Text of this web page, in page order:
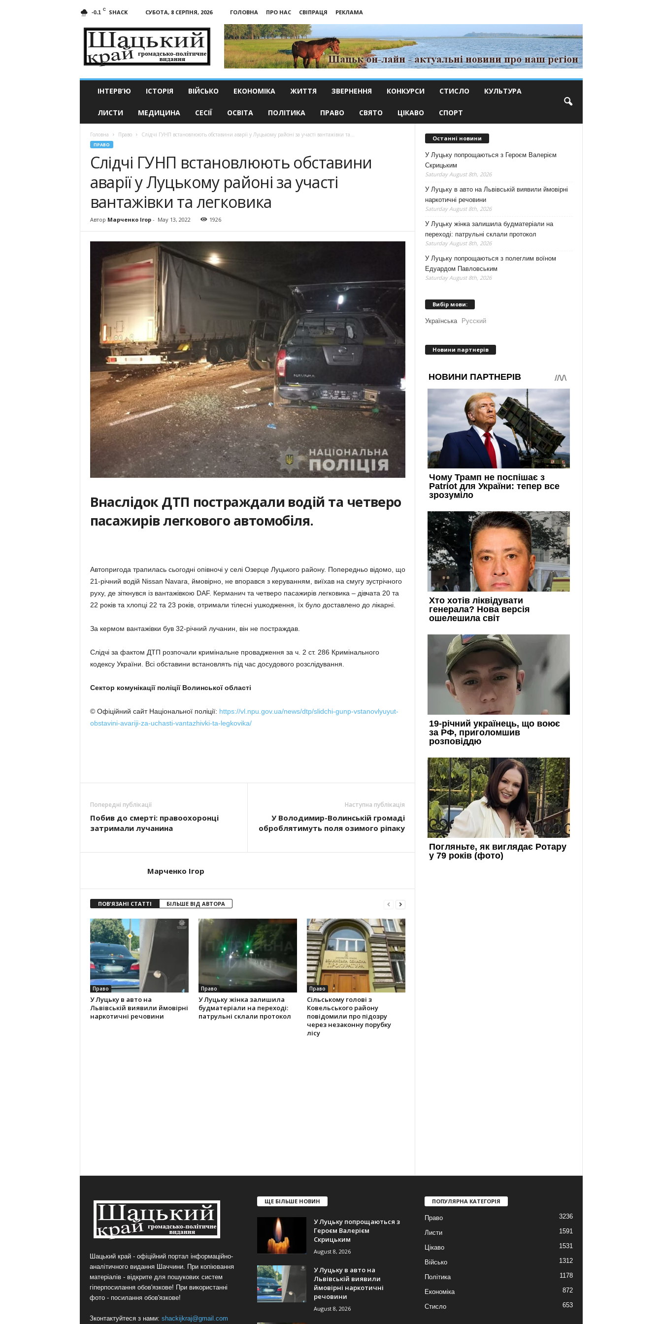
-0.1 C SHACK СУБОТА, 8 СЕРПНЯ, 2026 ГОЛОВНА ПРО НАС СВІПРАЦЯ
РЕКЛАМА
край
ІНТЕРВ’Ю ІСТОРІЯ ВІЙСЬКО ЕКОНОМІКА ЖИТТЯ ЗВЕРНЕННЯ КОНКУРСИ СТИСЛО КУЛЬТУРА
ЛИСТИ МЕДИЦИНА СЕСІЇ ОСВІТА ПОЛІТИКА ПРАВО СВЯТО ЦІКАВО СПОРТ
Головна Право Слідчі ГУНП встановлюють обставини аварії у Луцькому районі за участі вантажівки та...
ПРАВО
Слідчі ГУНП встановлюють обставини
аварії у Луцькому районі за участі
вантажівки та легковика
Автор Марченко Ігор- May 13, 2022 1926
Внаслідок ДТП постраждали водій та четверо
пасажирів легкового автомобіля.
Автопригода трапилась сьогодні опівночі у селі Озерце Луцького району. Попередньо відомо, що
21-річний водій Nissan Navara, ймовірно, не впорався з керуванням, виїхав на смугу зустрічного
руху, де зіткнувся із вантажівкою DAF. Керманич та четверо пасажирів легковика – дівчата 20 та
22 років та хлопці 22 та 23 років, отримали тілесні ушкодження, їх було доставлено до лікарні.
За кермом вантажівки був 32-річний лучанин, він не постраждав.
Слідчі за фактом ДТП розпочали кримінальне провадження за ч. 2 ст. 286 Кримінального
кодексу України. Всі обставини встановлять під час досудового розслідування.
Сектор комунікації поліції Волинської області
© Офіційний сайт Національної поліції: https://vl.npu.gov.ua/news/dtp/slidchi-gunp-vstanovlyuyut-
obstavini-avariji-za-uchasti-vantazhivki-ta-legkovika/
Попередні публікації
Побив до смерті: правоохоронці
затримали лучанина
Наступна публікація
У Володимир-Волинській громаді
оброблятимуть поля озимого ріпаку
Марченко Ігор
ПОВ'ЯЗАНІ СТАТТІ БІЛЬШЕ ВІД АВТОРА
Право
У Луцьку в авто на
Львівській виявили ймовірні
наркотичні речовини
Право
У Луцьку жінка залишила
будматеріали на переході:
патрульні склали протокол
Право
Сільському голові з
Ковельського району
повідомили про підозру
через незаконну порубку
лісу
Останні новини
У Луцьку попрощаються з Героєм Валерієм
Скрицьким
Saturday August 8th, 2026
У Луцьку в авто на Львівській виявили ймовірні
наркотичні речовини
Saturday August 8th, 2026
У Луцьку жінка залишила будматеріали на
переході: патрульні склали протокол
Saturday August 8th, 2026
У Луцьку попрощаються з полеглим воїном
Едуардом Павловським
Saturday August 8th, 2026
Вибір мови:
Українська Русский
Новини партнерів
Шацький край - офіційний портал інформаційно-
аналітичного видання Шаччини. При копіювання
матеріалів - відкрите для пошукових систем
гіперпосилання обов'язкове! При використанні
фото - посилання обов'язкове!
Зконтактуйтеся з нами: shackijkraj@gmail.com
ЩЕ БІЛЬШЕ НОВИН
У Луцьку попрощаються з
Героєм Валерієм
Скрицьким
August 8, 2026
У Луцьку в авто на
Львівській виявили
ймовірні наркотичні
речовини
August 8, 2026
ПОПУЛЯРНА КАТЕГОРІЯ
Право 3236
Листи 1591
Цікаво 1531
Військо 1312
Політика 1178
Економіка 872
Стисло 653